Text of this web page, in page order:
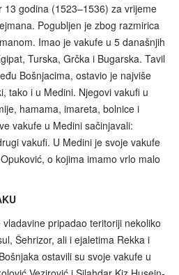
13 godina (1523–1536) za vrijeme
Pogubljen je zbog razmirica
Imao je vakufe u 5 današnjih
Turska, Grčka i Bugarska. Tavil
Bošnjacima, ostavio je najviše
tako i u Medini. Njegovi vakufi u
hamama, imareta, bolnice i
vakufe u Medini sačinjavali:
vakufi. U Medini je svoje vakufe
o kojima imamo vrlo malo
pripadao teritoriji nekoliko
Šehrizor, ali i ejaletima Rekka i
ostavili su svoje vakufe u